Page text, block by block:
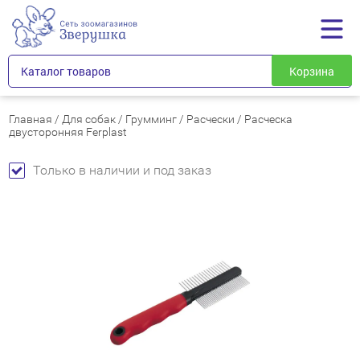
Каталог товаров Корзина
Главная / Для собак / Грумминг / Расчески / Расческа
двусторонняя Ferplast
Только в наличии и под заказ